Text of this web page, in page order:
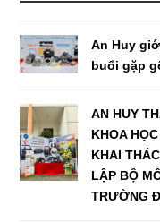
An Huy
buổi gặp
AN HUY
KHOA
KHAI
LẬP BỘ
TRƯỜNG